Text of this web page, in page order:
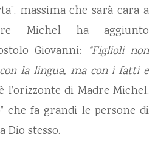
massima che sarà cara a
Michel ha aggiunto
Giovanni: “Figlioli non
la lingua, ma con i fatti e
l’orizzonte di Madre Michel,
che fa grandi le persone di
stesso.